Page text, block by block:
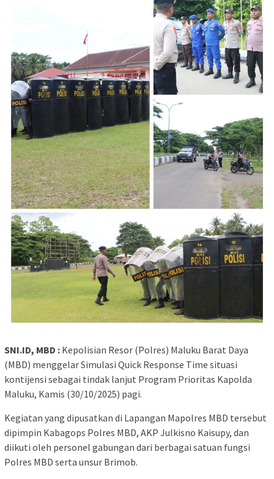
SNI.ID, MBD : Kepolisian Resor (Polres) Maluku Barat Daya
(MBD) menggelar Simulasi Quick Response Time situasi
kontijensi sebagai tindak lanjut Program Prioritas Kapolda
Maluku, Kamis (30/10/2025) pagi.
Kegiatan yang dipusatkan di Lapangan Mapolres MBD tersebut
dipimpin Kabagops Polres MBD, AKP Julkisno Kaisupy, dan
diikuti oleh personel gabungan dari berbagai satuan fungsi
Polres MBD serta unsur Brimob.